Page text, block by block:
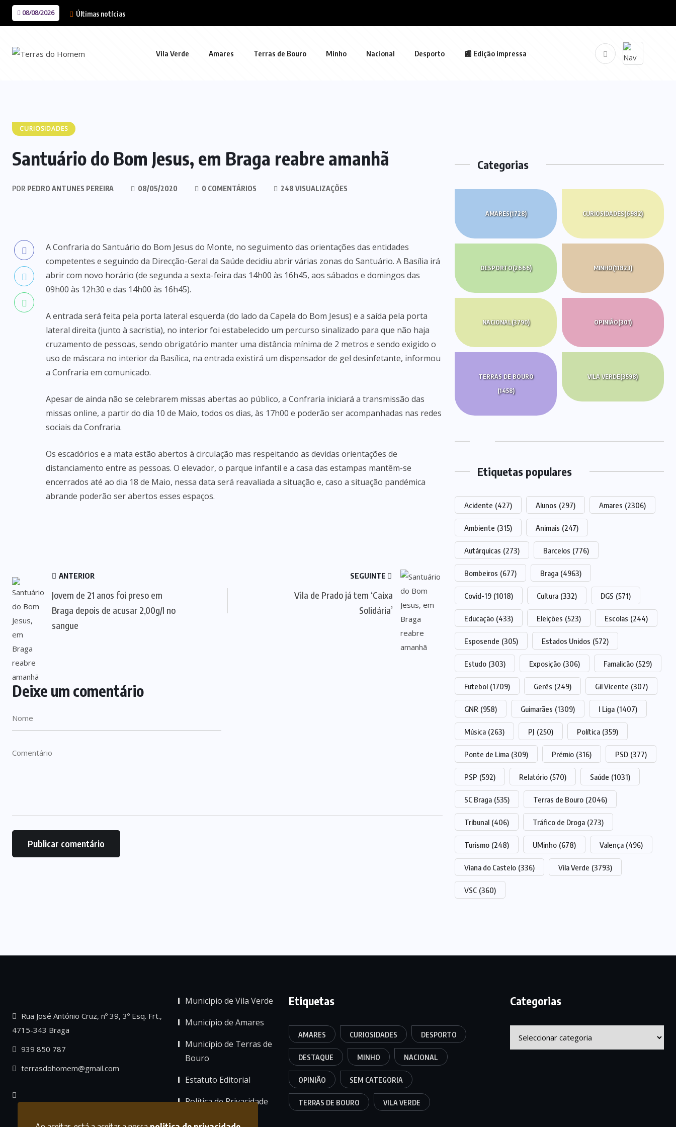
08/08/2026 Últimas notícias
Vila Verde Amares Terras de Bouro Minho Nacional Desporto 📰 Edição impressa
CURIOSIDADES
Santuário do Bom Jesus, em Braga reabre amanhã
POR PEDRO ANTUNES PEREIRA 08/05/2020 0 COMENTÁRIOS 248 VISUALIZAÇÕES
A Confraria do Santuário do Bom Jesus do Monte, no seguimento das orientações das entidades
competentes e seguindo da Direcção-Geral da Saúde decidiu abrir várias zonas do Santuário. A Basília irá
abrir com novo horário (de segunda a sexta-feira das 14h00 às 16h45, aos sábados e domingos das
09h00 às 12h30 e das 14h00 às 16h45).
A entrada será feita pela porta lateral esquerda (do lado da Capela do Bom Jesus) e a saída pela porta
lateral direita (junto à sacristia), no interior foi estabelecido um percurso sinalizado para que não haja
cruzamento de pessoas, sendo obrigatório manter uma distância mínima de 2 metros e sendo exigido o
uso de máscara no interior da Basílica, na entrada existirá um dispensador de gel desinfetante, informou
a Confraria em comunicado.
Apesar de ainda não se celebrarem missas abertas ao público, a Confraria iniciará a transmissão das
missas online, a partir do dia 10 de Maio, todos os dias, às 17h00 e poderão ser acompanhadas nas redes
sociais da Confraria.
Os escadórios e a mata estão abertos à circulação mas respeitando as devidas orientações de
distanciamento entre as pessoas. O elevador, o parque infantil e a casa das estampas mantêm-se
encerrados até ao dia 18 de Maio, nessa data será reavaliada a situação e, caso a situação pandémica
abrande poderão ser abertos esses espaços.
ANTERIOR
Jovem de 21 anos foi preso em
Braga depois de acusar 2,00g/l no
sangue
SEGUINTE
Vila de Prado já tem ‘Caixa
Solidária’
Deixe um comentário
Categorias
AMARES(1728) CURIOSIDADES(6982)
DESPORTO(2666) MINHO(11823)
NACIONAL(3790) OPINIÃO(301)
TERRAS DE BOURO
(1458)
VILA VERDE(3598)
Etiquetas populares
Acidente (427) Alunos (297) Amares (2306)
Ambiente (315) Animais (247)
Autárquicas (273) Barcelos (776)
Bombeiros (677) Braga (4963)
Covid-19 (1018) Cultura (332) DGS (571)
Educação (433) Eleições (523) Escolas (244)
Esposende (305) Estados Unidos (572)
Estudo (303) Exposição (306) Famalicão (529)
Futebol (1709) Gerês (249) Gil Vicente (307)
GNR (958) Guimarães (1309) I Liga (1407)
Música (263) PJ (250) Política (359)
Ponte de Lima (309) Prémio (316) PSD (377)
PSP (592) Relatório (570) Saúde (1031)
SC Braga (535) Terras de Bouro (2046)
Tribunal (406) Tráfico de Droga (273)
Turismo (248) UMinho (678) Valença (496)
Viana do Castelo (336) Vila Verde (3793)
VSC (360)
Rua José António Cruz, nº 39, 3º Esq. Frt.,
4715-343 Braga
939 850 787
terrasdohomem@gmail.com
Município de Vila Verde
Município de Amares
Município de Terras de
Bouro
Estatuto Editorial
Política de Privacidade
Etiquetas
AMARES CURIOSIDADES DESPORTO
DESTAQUE MINHO NACIONAL
OPINIÃO SEM CATEGORIA
TERRAS DE BOURO VILA VERDE
Categorias